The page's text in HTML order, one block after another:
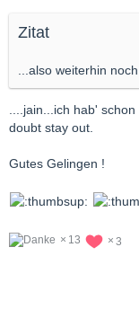
Zitat
...also weiterhin
....jain...ich hab'
doubt stay out.
Gutes Gelingen !
13 3